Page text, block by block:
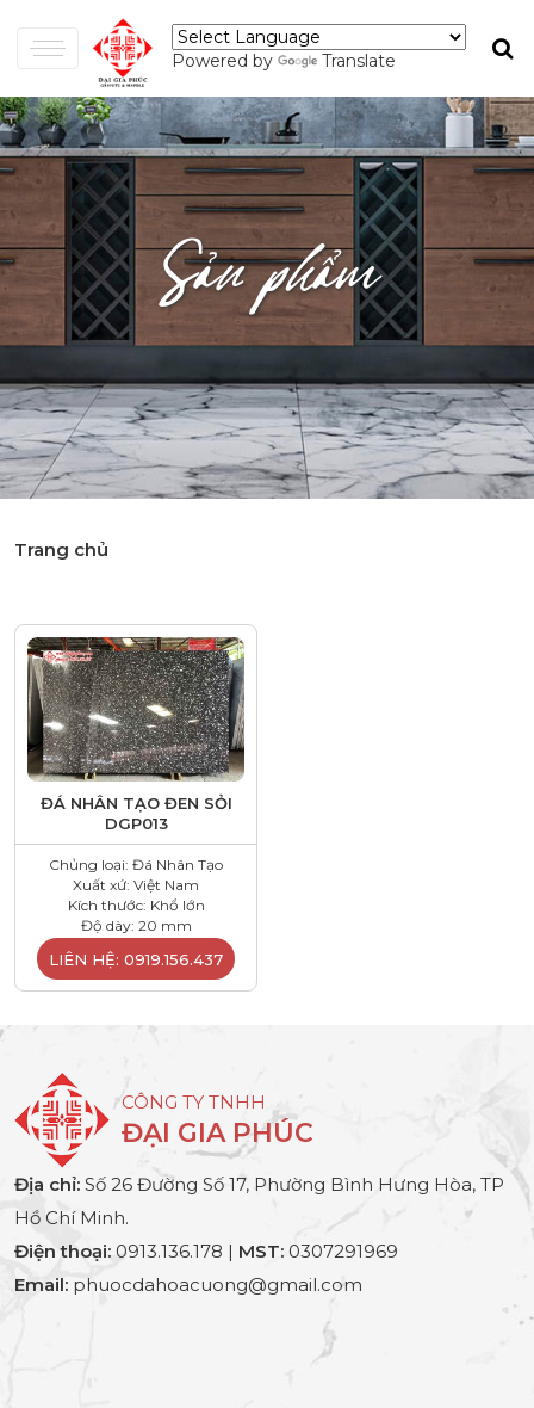
Powered by Translate
Sản phẩm
Trang chủ
ĐÁ NHÂN TẠO ĐEN SỎI
DGP013
Chủng loại: Đá Nhân Tạo
Xuất xứ: Việt Nam
Kích thước: Khổ lớn
Độ dày: 20 mm
LIÊN HỆ: 0919.156.437
CÔNG TY TNHH
ĐẠI GIA PHÚC
Địa chỉ: Số 26 Đường Số 17, Phường Bình Hưng Hòa, TP
Hồ Chí Minh.
Điện thoại: 0913.136.178 | MST: 0307291969
Email: phuocdahoacuong@gmail.com